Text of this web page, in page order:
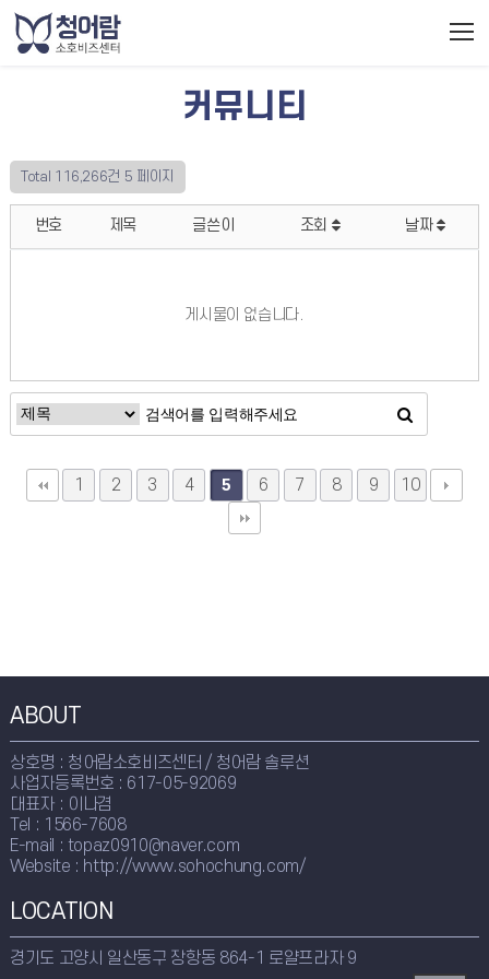
커뮤니티
Total 116,266건 5 페이지
번호 제목 글쓴이 조회 날짜
게시물이 없습니다.
1 2 3 4 5 6 7 8 9 10
ABOUT
상호명 : 청어람소호비즈센터 / 청어람 솔루션
사업자등록번호 : 617-05-92069
대표자 : 이나겸
Tel : 1566-7608
E-mail : topaz0910@naver.com
Website : http://www.sohochung.com/
LOCATION
경기도 고양시 일산동구 장항동 864-1 로얄프라자 9